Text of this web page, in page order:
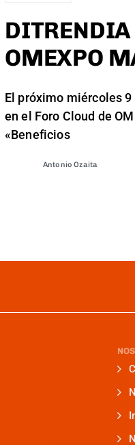
DITRENDIA
OMEXPO
El próximo miércoles
en el Foro Cloud de
«Beneficios
Antonio Ozaita